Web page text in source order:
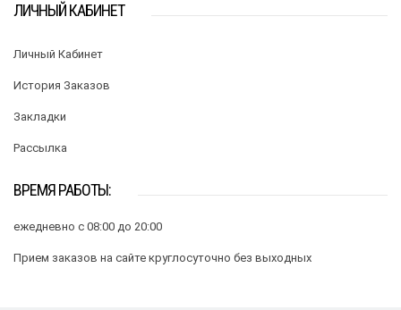
ЛИЧНЫЙ КАБИНЕТ
Личный Кабинет
История Заказов
Закладки
Рассылка
ВРЕМЯ РАБОТЫ:
ежедневно с 08:00 до 20:00
Прием заказов на сайте круглосуточно без выходных